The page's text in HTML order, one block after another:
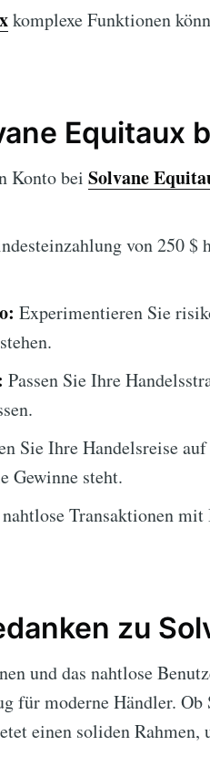
komplexe Funktionen
Equitaux
Konto bei Solvane
von 250
Experimentieren Sie
Passen Sie Ihre
Sie Ihre Handelsreise
Gewinne steht.
Transaktionen
zu
und das nahtlose
für moderne Händler.
einen soliden